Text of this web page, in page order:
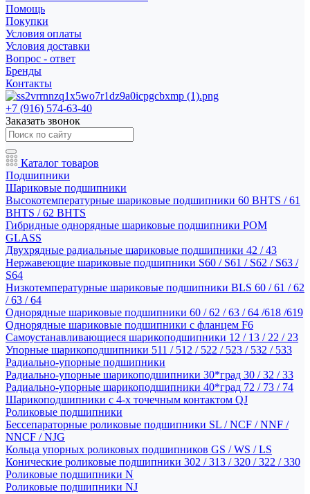
Помощь
Покупки
Условия оплаты
Условия доставки
Вопрос - ответ
Бренды
Контакты
+7 (916) 574-63-40
Заказать звонок
Каталог товаров
Подшипники
Шариковые подшипники
Высокотемпературные шариковые подшипники 60 BHTS / 61
BHTS / 62 BHTS
Гибридные однорядные шариковые подшипники POM
GLASS
Двухрядные радиальные шариковые подшипники 42 / 43
Нержавеющие шариковые подшипники S60 / S61 / S62 / S63 /
S64
Низкотемпературные шариковые подшипники BLS 60 / 61 / 62
/ 63 / 64
Однорядные шариковые подшипники 60 / 62 / 63 / 64 /618 /619
Однорядные шариковые подшипники с фланцем F6
Самоустанавливающиеся шарикоподшипники 12 / 13 / 22 / 23
Упорные шарикоподшипники 511 / 512 / 522 / 523 / 532 / 533
Радиально-упорные подшипники
Радиально-упорные шарикоподшипники 30*град 30 / 32 / 33
Радиально-упорные шарикоподшипники 40*град 72 / 73 / 74
Шарикоподшипники с 4-х точечным контактом QJ
Роликовые подшипники
Бессепараторные роликовые подшипники SL / NCF / NNF /
NNCF / NJG
Кольца упорных роликовых подшипников GS / WS / LS
Конические роликовые подшипники 302 / 313 / 320 / 322 / 330
Роликовые подшипники N
Роликовые подшипники NJ